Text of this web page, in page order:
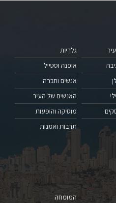
גלריות
אופנה וסטייל
אנשים וחברה
האנשים של העיר
מוסיקה והופעות
תרבות ואמנות
המומחה